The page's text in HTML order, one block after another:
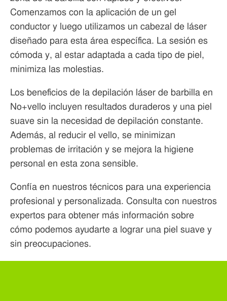
Comenzamos con la aplicación de un gel
conductor y luego utilizamos un cabezal de láser
diseñado para esta área específica. La sesión es
cómoda y, al estar adaptada a cada tipo de piel,
minimiza las molestias.
Los beneficios de la depilación láser de barbilla en
No+vello incluyen resultados duraderos y una piel
suave sin la necesidad de depilación constante.
Además, al reducir el vello, se minimizan
problemas de irritación y se mejora la higiene
personal en esta zona sensible.
Confía en nuestros técnicos para una experiencia
profesional y personalizada. Consulta con nuestros
expertos para obtener más información sobre
cómo podemos ayudarte a lograr una piel suave y
sin preocupaciones.